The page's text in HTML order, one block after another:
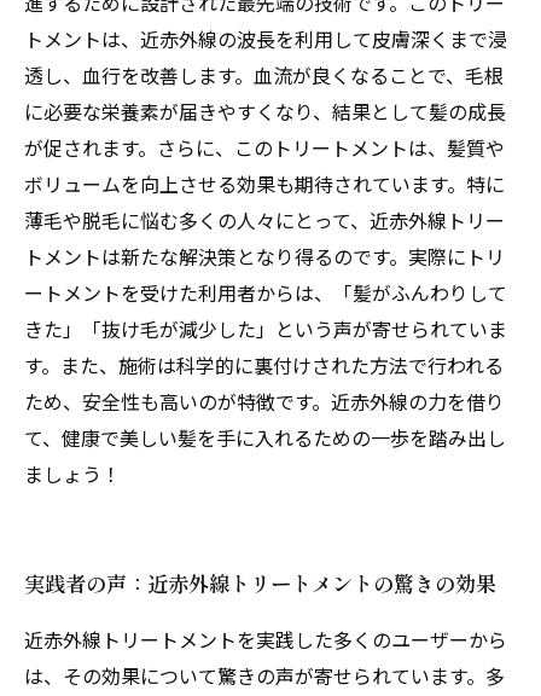
トメントは、近赤外線の波長を利用して皮膚深くまで浸
透し、血行を改善します。血流が良くなることで、毛根
に必要な栄養素が届きやすくなり、結果として髪の成長
が促されます。さらに、このトリートメントは、髪質や
ボリュームを向上させる効果も期待されています。特に
薄毛や脱毛に悩む多くの人々にとって、近赤外線トリー
トメントは新たな解決策となり得るのです。実際にトリ
ートメントを受けた利用者からは、「髪がふんわりして
きた」「抜け毛が減少した」という声が寄せられていま
す。また、施術は科学的に裏付けされた方法で行われる
ため、安全性も高いのが特徴です。近赤外線の力を借り
て、健康で美しい髪を手に入れるための一歩を踏み出し
ましょう！
実践者の声：近赤外線トリートメントの驚きの効果
近赤外線トリートメントを実践した多くのユーザーから
は、その効果について驚きの声が寄せられています。多